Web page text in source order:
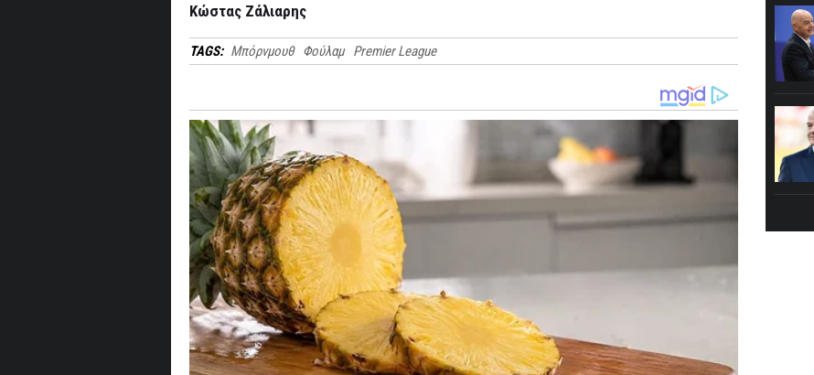
Κώστας Ζάλιαρης
TAGS: Μπόρνμουθ Φούλαμ Premier League